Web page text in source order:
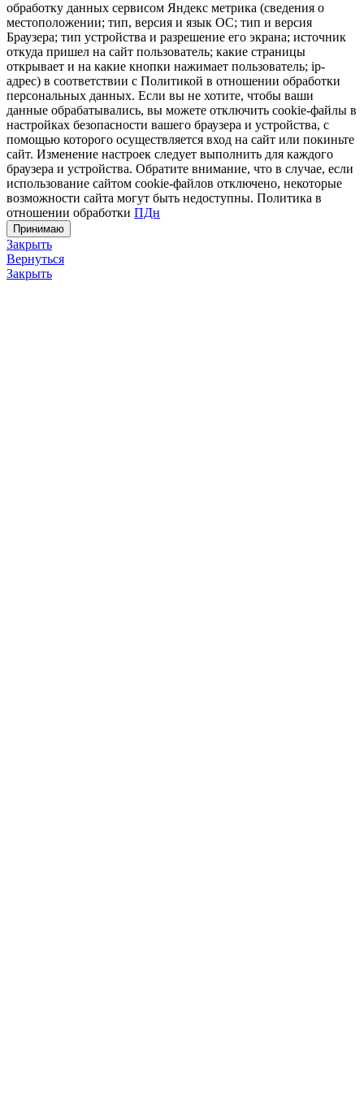
обработку данных сервисом Яндекс метрика (сведения о
местоположении; тип, версия и язык ОС; тип и версия
Браузера; тип устройства и разрешение его экрана; источник
откуда пришел на сайт пользователь; какие страницы
открывает и на какие кнопки нажимает пользователь; ip-
адрес) в соответствии с Политикой в отношении обработки
персональных данных. Если вы не хотите, чтобы ваши
данные обрабатывались, вы можете отключить cookie-файлы в
настройках безопасности вашего браузера и устройства, с
помощью которого осуществляется вход на сайт или покиньте
сайт. Изменение настроек следует выполнить для каждого
браузера и устройства. Обратите внимание, что в случае, если
использование сайтом cookie-файлов отключено, некоторые
возможности сайта могут быть недоступны. Политика в
отношении обработки ПДн
Принимаю
Закрыть
Вернуться
Закрыть